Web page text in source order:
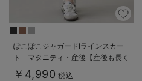
ぽこぽこジャガードIラインスカー
ト マタニティ・産後【産後も長く
着られる】
￥4,990 税込